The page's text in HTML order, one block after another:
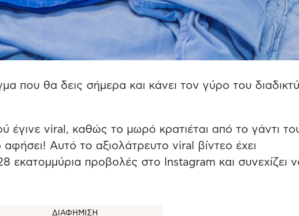
που θα δεις σήμερα και κάνει τον γύρο του
έγινε viral, καθώς το μωρό κρατιέται από το γάντι
αφήσει! Αυτό το αξιολάτρευτο viral βίντεο έχει
εκατομμύρια προβολές στο Instagram και συνεχίζει